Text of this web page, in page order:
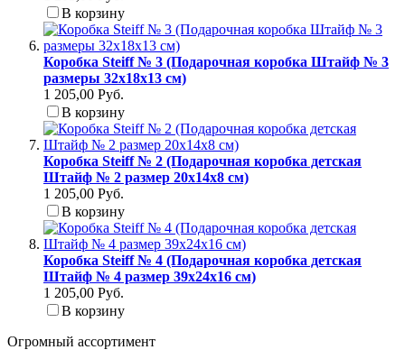
В корзину
Коробка Steiff № 3 (Подарочная коробка Штайф № 3
размеры 32x18x13 см)
1 205,00 Руб.
В корзину
Коробка Steiff № 2 (Подарочная коробка детская
Штайф № 2 размер 20x14x8 см)
1 205,00 Руб.
В корзину
Коробка Steiff № 4 (Подарочная коробка детская
Штайф № 4 размер 39x24x16 см)
1 205,00 Руб.
В корзину
Огромный ассортимент